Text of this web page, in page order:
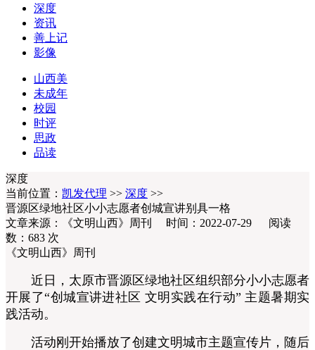
深度
资讯
善上记
影像
山西美
未成年
校园
时评
思政
品读
深度
当前位置： 凯发代理 >> 深度 >>
晋源区绿地社区小小志愿者创城宣讲别具一格
文章来源：《文明山西》周刊 时间：2022-07-29 阅读
数： 683 次
《文明山西》周刊
近日，太原市晋源区绿地社区组织部分小小志愿者
开展了“创城宣讲进社区 文明实践在行动” 主题暑期实
践活动。
活动刚开始播放了创建文明城市主题宣传片，随后